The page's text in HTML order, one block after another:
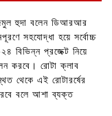
হুদা বলেন ডিআরআর
সহযোদ্ধা হয়ে সর্বোচ্চ
বিভিন্ন প্রজেক্ট নিয়ে
করবে। রোটা ক্লাব
থেকে এই রোটারর্ষের
বলে আশা ব্যক্ত